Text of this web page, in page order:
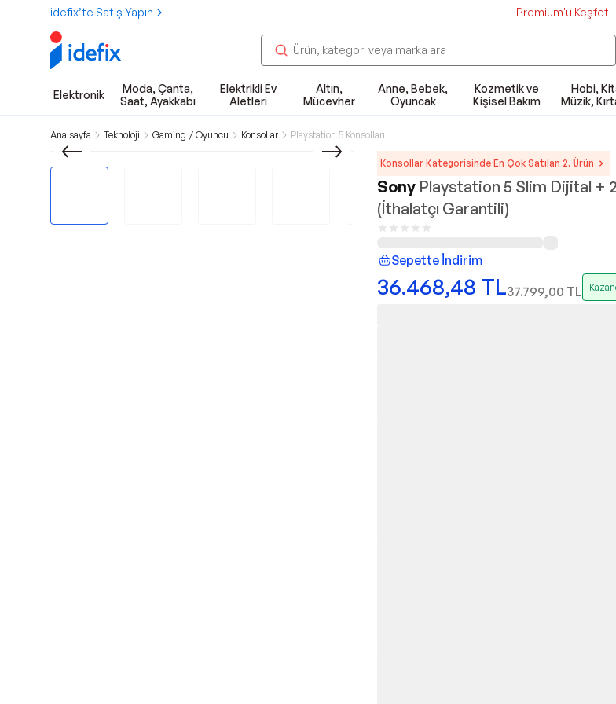
idefix’te Satış Yapın Premium'u Keşfet
Elektronik
Moda, Çanta,
Saat, Ayakkabı
Elektrikli Ev
Aletleri
Altın,
Mücevher
Anne, Bebek,
Oyuncak
Kozmetik ve
Kişisel Bakım
Hobi,
Müzik,
Ana sayfa Teknoloji Gaming / Oyuncu Konsollar Playstation 5 Konsolları
Konsollar Kategorisinde En Çok Satılan 2. Ürün
Sony Playstation 5 Slim Dijital +
(İthalatçı Garantili)
Sepette İndirim
36.468,48 TL37.799,00 TL